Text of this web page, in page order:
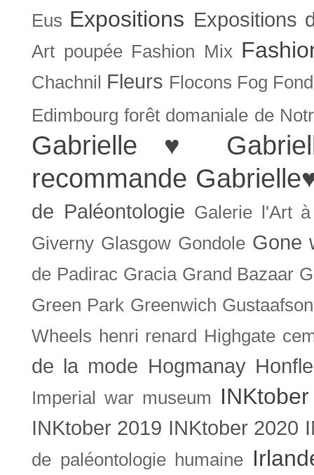
Eus Expositions Expositions
Art poupée Fashion Mix
Chachnil Fleurs Flocons Fog
Edimbourg forêt domaniale de
Gabrielle ♥
recommande
de Paléontologie Galerie l'Art
Giverny Glasgow Gondole Gone
de Padirac Gracia Grand Bazaar
Green Park Greenwich Gustaafson
Wheels henri renard Highgate
de la mode Hogmanay
Imperial war museum INKtober
INKtober 2019 INKtober 2020
de paléontologie humaine